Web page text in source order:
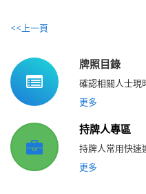
<<上一頁
牌照目錄
確認相關人士現
更多
持牌人專區
持牌人常用快速
更多